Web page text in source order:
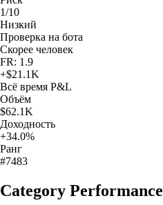
1/10
Низкий
Проверка на бота
Скорее человек
FR: 1.9
+$21.1K
Всё время P&L
Объём
$62.1K
Доходность
+34.0%
Ранг
#7483
Category Performance